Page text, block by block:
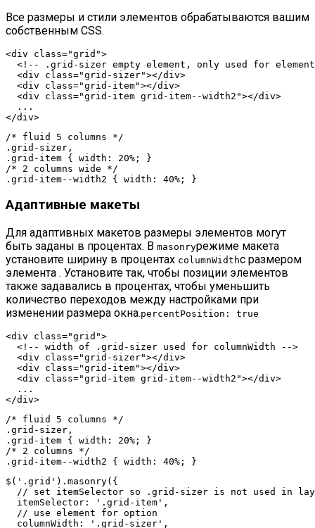
Все размеры и стили элементов обрабатываются вашим
собственным CSS.
<div class="grid">
<!-- .grid-sizer empty element, only used for
  <div class="grid-sizer"></div>
  <div class="grid-item"></div>
  <div class="grid-item grid-item--width2"></div>
  ...
</div>
/* fluid 5 columns */
.grid-sizer,
.grid-item { width: 20%; }
/* 2 columns wide */
.grid-item--width2 { width: 40%; }
Адаптивные макеты
Для адаптивных макетов размеры элементов могут
быть заданы в процентах. В masonryрежиме макета
установите ширину в процентах columnWidthс размером
элемента . Установите так, чтобы позиции элементов
также задавались в процентах, чтобы уменьшить
количество переходов между настройками при
изменении размера окна.percentPosition: true
<div class="grid">
<!-- width of .grid-sizer used for columnWidth -->
<div class="grid-sizer"></div>
<div class="grid-item"></div>
<div class="grid-item grid-item--width2"></div>
</div>
/* fluid 5 columns */
.grid-sizer
.grid-item { width : 20%
/* 2 columns */
.grid-item--width2 { width : 40%
$( '.grid' ).masonry({
// set itemSelector so .grid-sizer is not used in
  itemSelector:
'.grid-item' ,
// use element for option
  columnWidth:
'.grid-sizer' ,